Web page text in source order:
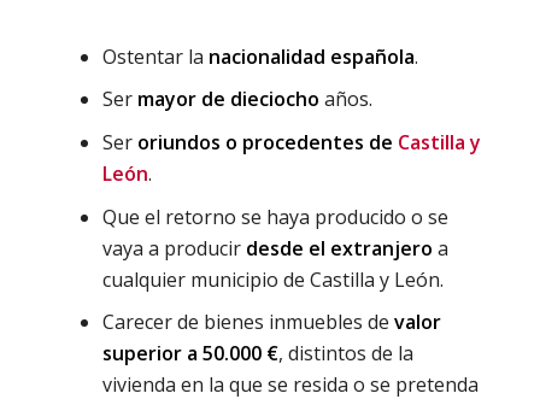
Ostentar la nacionalidad española.
Ser mayor de dieciocho años.
Ser oriundos o procedentes de Castilla y
León.
Que el retorno se haya producido o se
vaya a producir desde el extranjero a
cualquier municipio de Castilla y León.
Carecer de bienes inmuebles de valor
superior a 50.000 €, distintos de la
vivienda en la que se resida o se pretenda